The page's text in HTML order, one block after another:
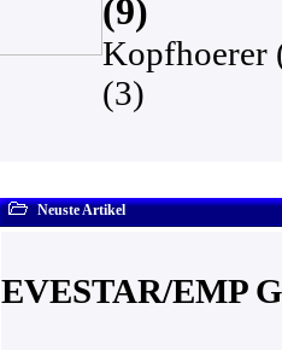
(9)
Kopfhoerer
(3)
Neuste Artikel
EVESTAR/EMP